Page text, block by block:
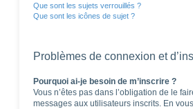
Que sont les sujets verrouillés ?
Que sont les icônes de sujet ?
Problèmes de connexion et
Pourquoi ai-je besoin de m’inscrire ?
Vous n’êtes pas dans l’obligation de le
messages aux utilisateurs inscrits. En